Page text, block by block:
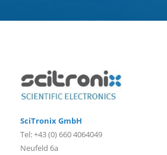
SciTronix GmbH
Tel: +43 (0) 660 4064049
Neufeld 6a